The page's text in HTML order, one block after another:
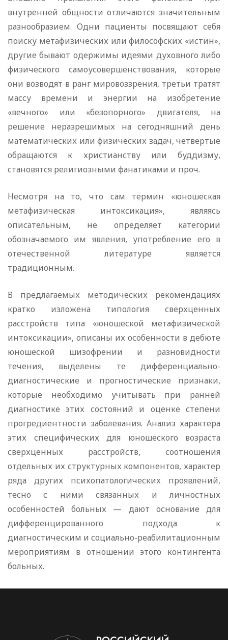
внутренней общности отличаются значительным
разнообразием. Одни пациенты посвящают себя
поиску метафизических или философских «истин»,
другие бывают одержимы идеями духовного либо
физического самоусовершенствования, которые
они возводят в ранг мировоззрения, третьи тратят
массу времени и энергии на изобретение
«вечного» или «безопорного» двигателя, на
решение неразрешимых на сегодняшний день
математических или физических задач, четвертые
обращаются к христианству или буддизму,
становятся религиозными фанатиками и проч.
Несмотря на то, что сам термин «юношеская
метафизическая интоксикация», являясь
описательным, не определяет категории
обозначаемого им явления, употребление его в
отечественной литературе является
традиционным.
В предлагаемых методических рекомендациях
кратко изложена типология сверхценных
расстройств типа «юношеской метафизической
интоксикации», описаны их особенности в дебюте
юношеской шизофрении и разновидности
течения, выделены те дифференциально-
диагностические и прогностические признаки,
которые необходимо учитывать при ранней
диагностике этих состояний и оценке степени
прогредиентности заболевания. Анализ характера
этих специфических для юношеского возраста
сверхценных расстройств, соотношения
отдельных их структурных компонентов, характер
ряда других психопатологических проявлений,
тесно с ними связанных и личностных
особенностей больных — дают основание для
дифференцированного подхода к
диагностическим и социально-реабилитационным
мероприятиям в отношении этого контингента
больных.